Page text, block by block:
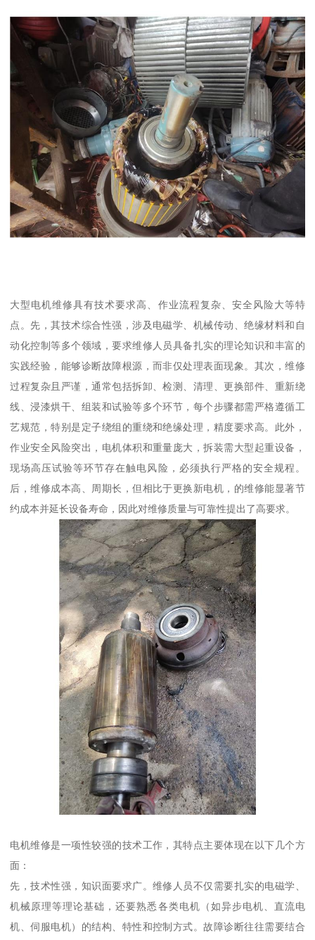
大型电机维修具有技术要求高、作业流程复杂、安全风险大等特
点。先，其技术综合性强，涉及电磁学、机械传动、绝缘材料和自
动化控制等多个领域，要求维修人员具备扎实的理论知识和丰富的
实践经验，能够诊断故障根源，而非仅处理表面现象。其次，维修
过程复杂且严谨，通常包括拆卸、检测、清理、更换部件、重新绕
线、浸漆烘干、组装和试验等多个环节，每个步骤都需严格遵循工
艺规范，特别是定子绕组的重绕和绝缘处理，精度要求高。此外，
作业安全风险突出，电机体积和重量庞大，拆装需大型起重设备，
现场高压试验等环节存在触电风险，必须执行严格的安全规程。
后，维修成本高、周期长，但相比于更换新电机，的维修能显著节
约成本并延长设备寿命，因此对维修质量与可靠性提出了高要求。
电机维修是一项性较强的技术工作，其特点主要体现在以下几个方
面：
先，技术性强，知识面要求广。维修人员不仅需要扎实的电磁学、
机械原理等理论基础，还要熟悉各类电机（如异步电机、直流电
机、伺服电机）的结构、特性和控制方式。故障诊断往往需要结合